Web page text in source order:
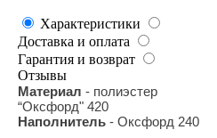
Характеристики
Доставка и оплата
Гарантия и возврат
Отзывы
Материал - полиэстер
“Оксфорд" 420
Наполнитель - Оксфорд 240